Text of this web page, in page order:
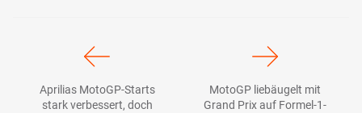
Aprilias MotoGP-Starts
stark verbessert, doch
MotoGP liebäugelt mit
Grand Prix auf Formel-1-